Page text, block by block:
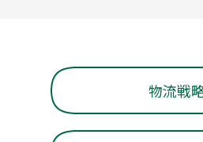
物流戦